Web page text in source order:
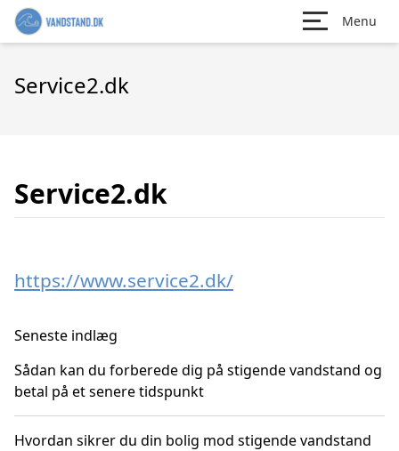
Menu
Service2.dk
Service2.dk
https://www.service2.dk/
Seneste indlæg
Sådan kan du forberede dig på stigende vandstand og
betal på et senere tidspunkt
Hvordan sikrer du din bolig mod stigende vandstand